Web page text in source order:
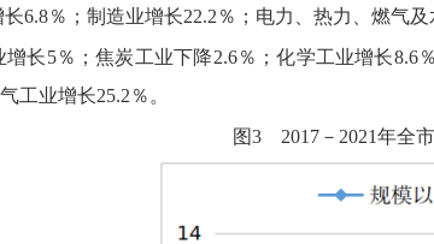
长6.8％； 制造业增长22.2 ％； 电力、 热力、 燃气及
增长5％； 焦炭工业下降2.6％；化学工业增长8.6
工业增长25.2 ％ 。
图3 2017－2021年全市